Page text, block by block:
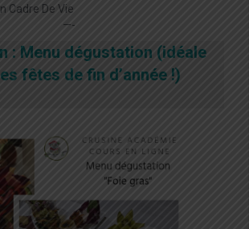
Cadre De Vie
—-
: Menu dégustation (idéale
fêtes de fin d’année !)